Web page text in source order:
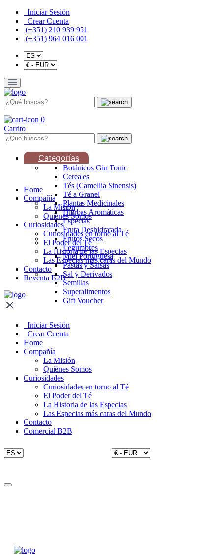
Iniciar Sesión
Crear Cuenta
(+351) 210 939 951
(+351) 964 016 001
0
Carrito
Categorías
Botánicos Gin Tonic
Cereales
Tés (Camellia Sinensis)
Té a Granel
Plantas Medicinales
Hierbas Aromáticas
Especias
Fruta Deshidratada
Frutos Secos
Legumbres
Miel Portuguesa
Pastas y Salsas
Sal y Derivados
Semillas
Superalimentos
Gift Voucher
Home
Compañía
La Misión
Quiénes Somos
Curiosidades
Curiosidades en torno al Té
El Poder del Té
La Historia de las Especias
Las Especias más caras del Mundo
Contacto
Reventa B2B
Iniciar Sesión
Crear Cuenta
Home
Compañía
La Misión
Quiénes Somos
Curiosidades
Curiosidades en torno al Té
El Poder del Té
La Historia de las Especias
Las Especias más caras del Mundo
Contacto
Comercial B2B